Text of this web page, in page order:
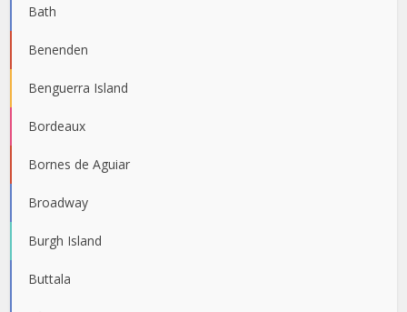
Bath
Benenden
Benguerra Island
Bordeaux
Bornes de Aguiar
Broadway
Burgh Island
Buttala